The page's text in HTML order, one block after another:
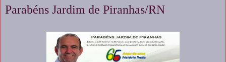
Parabéns Jardim de Piranhas/RN